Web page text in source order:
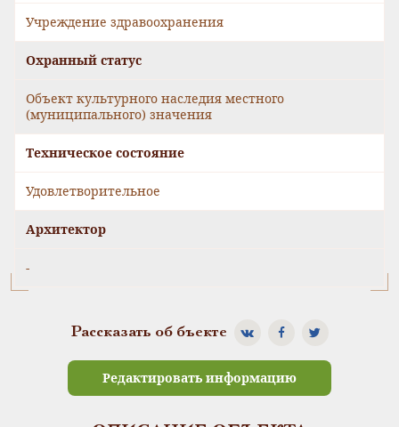
Учреждение здравоохранения
Охранный статус
Объект культурного наследия местного
(муниципального) значения
Техническое состояние
Удовлетворительное
Архитектор
-
Рассказать об бъекте
Редактировать информацию